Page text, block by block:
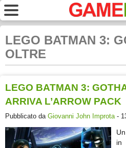
LEGO BATMAN 3:
OLTRE
LEGO BATMAN 3:
ARRIVA L’ARROW PACK
Pubblicato da Giovanni John Improta-
in